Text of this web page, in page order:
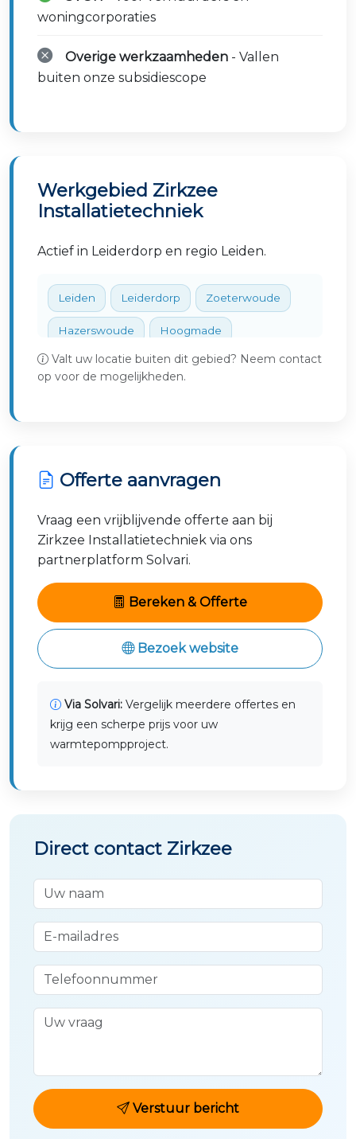
woningcorporaties
Overige werkzaamheden - Vallen
buiten onze subsidiescope
Werkgebied Zirkzee
Installatietechniek
Actief in Leiderdorp en regio Leiden.
Leiden Leiderdorp Zoeterwoude
Hazerswoude Hoogmade
Voorschoten Oegstgeest
Valt uw locatie buiten dit gebied? Neem contact
op voor de mogelijkheden.
Offerte aanvragen
Vraag een vrijblijvende offerte aan bij
Zirkzee Installatietechniek via ons
partnerplatform Solvari.
Bereken & Offerte
Bezoek website
Via Solvari: Vergelijk meerdere offertes en
krijg een scherpe prijs voor uw
warmtepompproject.
Direct contact Zirkzee
Uw naam
E-mailadres
Telefoonnummer
Uw vraag
Verstuur bericht